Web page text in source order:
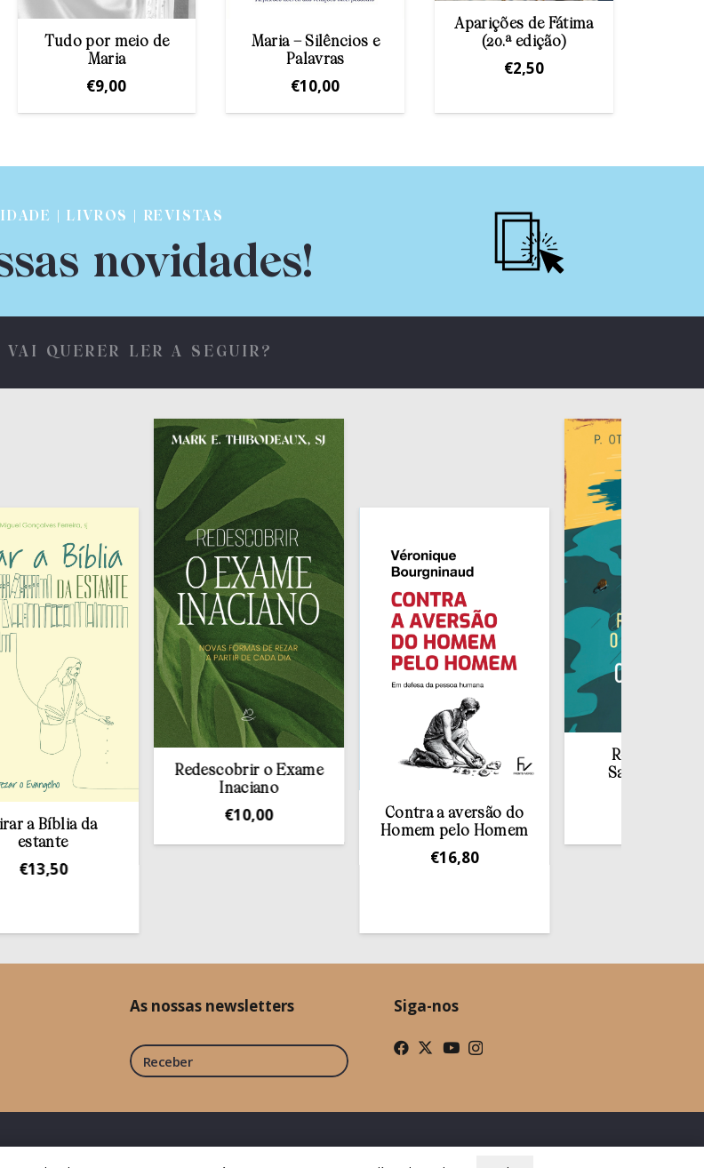
Tudo por meio de
Maria
€9,00
Maria – Silêncios e
Palavras
€10,00
Aparições de Fátima
(20.ª edição)
€2,50
| LIVROS | REVISTAS
novidades!
VAI QUERER LER A SEGUIR?
da
Redescobrir o Exame
Contra a aversão do
Homem pelo Homem
Redescobrir o
Sacramento da
As nossas newsletters
Receber
Siga-nos